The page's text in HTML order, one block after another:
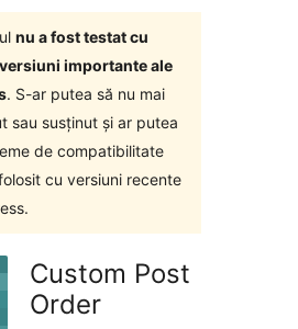
nu a fost testat cu
importante ale
. S-ar putea să nu mai
sau susținut și ar putea
de compatibilitate
cu versiuni recente
Custom Post
Order